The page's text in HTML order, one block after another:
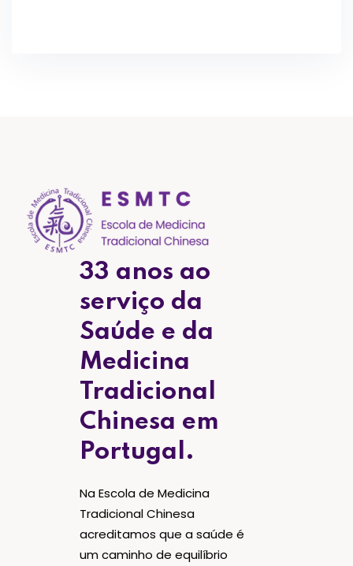
33 anos ao
serviço da
Saúde e da
Medicina
Tradicional
Chinesa em
Portugal.
Na Escola de Medicina
Tradicional Chinesa
acreditamos que a saúde é
um caminho de equilíbrio